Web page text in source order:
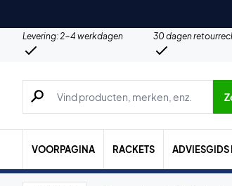
Levering: 2-4 werkdagen 30 dagen
Zoeken naar producten, merken etc.
VOORPAGINA RACKETS ADVIESGIDS